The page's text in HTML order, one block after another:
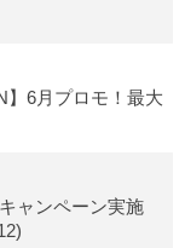
】6月プロモ！最大
ャンペーン実施